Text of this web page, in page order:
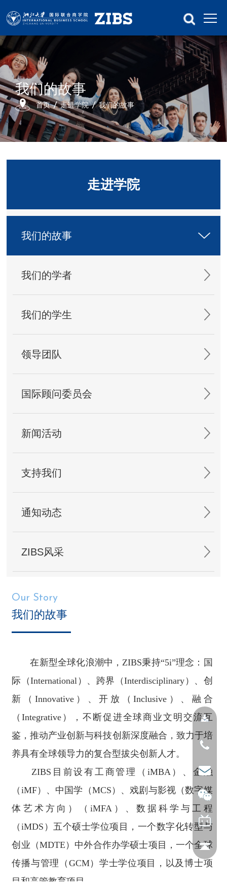
我们的故事
首页 走进学院 我们的故事
走进学院
我们的故事
我们的学者
我们的学生
领导团队
国际顾问委员会
新闻活动
支持我们
通知动态
ZIBS风采
Our Story
我们的故事
在新型全球化浪潮中，ZIBS秉持“5i”理念：国
际（International）、跨界（Interdisciplinary）、创
新（Innovative）、开放（Inclusive）、融合
（Integrative），不断促进全球商业文明交流互
鉴，推动产业创新与科技创新深度融合，致力于培
养具有全球领导力的复合型拔尖创新人才。
ZIBS目前设有工商管理（iMBA）、金融
（iMF）、中国学（MCS）、戏剧与影视（数字媒
体艺术方向）（iMFA）、数据科学与工程
（iMDS）五个硕士学位项目，一个数字化转型与
创业（MDTE）中外合作办学硕士项目，一个全球
传播与管理（GCM）学士学位项目，以及博士项
目和高管教育项目。